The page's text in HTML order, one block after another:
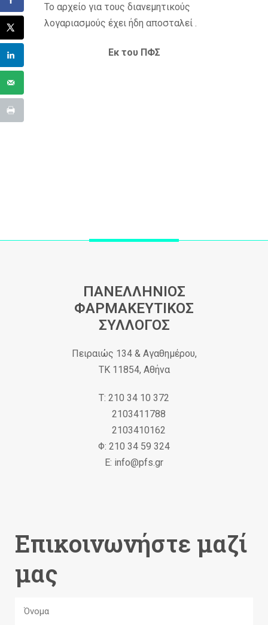
Το αρχείο για τους διανεμητικούς
λογαριασμούς έχει ήδη αποσταλεί .
Εκ του ΠΦΣ
ΠΑΝΕΛΛΗΝΙΟΣ
ΦΑΡΜΑΚΕΥΤΙΚΟΣ
ΣΥΛΛΟΓΟΣ
Πειραιώς 134 & Αγαθημέρου,
ΤΚ 11854, Αθήνα
Τ: 210 34 10 372
2103411788
2103410162
Φ: 210 34 59 324
Ε: info@pfs.gr
Επικοινωνήστε μαζί
μας